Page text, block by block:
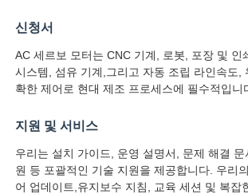
연락처
견적 요청
가변 주파수 드라이브
프로그래밍 가능 논리 컨트롤러
신청서
AC 세르보 모터는 CNC 기계, 로봇, 포장 및 인
시스템, 섬유 기계,그리고 자동 조립 라인속도,
확한 제어로 현대 제조 프로세스에 필수적입니
지원 및 서비스
우리는 설치 가이드, 운영 설명서, 문제 해결 문
원 등 포괄적인 기술 지원을 제공합니다. 우리
어 업데이트,유지보수 지침, 교육 세션 및 복잡